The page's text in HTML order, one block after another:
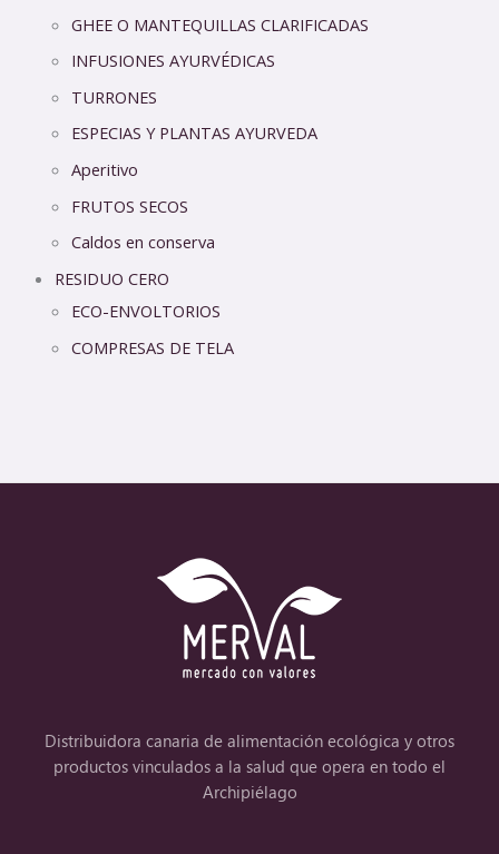
GHEE O MANTEQUILLAS CLARIFICADAS
INFUSIONES AYURVÉDICAS
TURRONES
ESPECIAS Y PLANTAS AYURVEDA
Aperitivo
FRUTOS SECOS
Caldos en conserva
RESIDUO CERO
ECO-ENVOLTORIOS
COMPRESAS DE TELA
Distribuidora canaria de alimentación ecológica y otros
productos vinculados a la salud que opera en todo el
Archipiélago